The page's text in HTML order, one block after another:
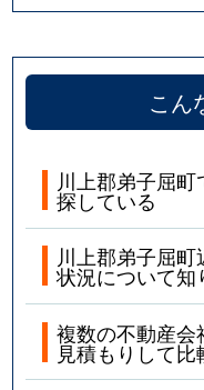
こん
川上郡弟子屈
探している
川上郡弟子屈
状況について知
複数の不動産
見積もりして